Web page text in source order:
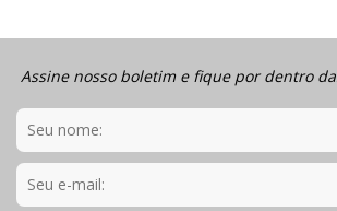
Assine nosso boletim e fique por dentro